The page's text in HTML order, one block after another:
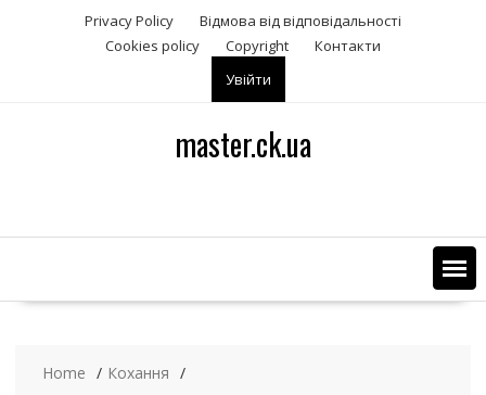
t
Privacy Policy
Відмова від відповідальності
Сookies policy
Copyright
Контакти
Увійти
master.ck.ua
Home
Кохання